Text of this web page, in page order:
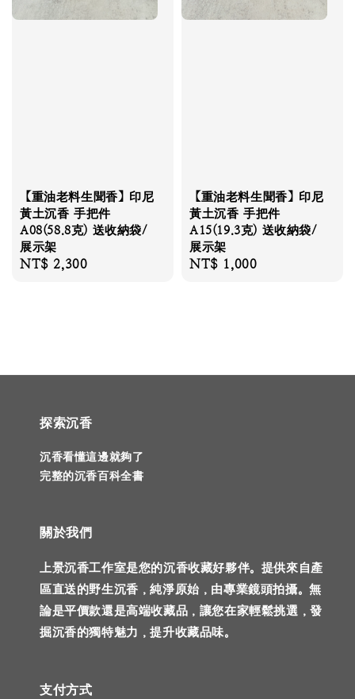
【重油老料生聞香】印尼
黃土沉香 手把件
A08(58.8克) 送收納袋/
展示架
Regular
NT$ 2,300
【重油老料生聞香】印尼
黃土沉香 手把件
A15(19.3克) 送收納袋/
展示架
Regular
NT$ 1,000
探索沉香
沉香看懂這邊就夠了
完整的沉香百科全書
關於我們
上景沉香工作室是您的沉香收藏好夥伴。提供來自產
區直送的野生沉香，純淨原始，由專業鏡頭拍攝。無
論是平價款還是高端收藏品，讓您在家輕鬆挑選，發
掘沉香的獨特魅力，提升收藏品味。
支付方式